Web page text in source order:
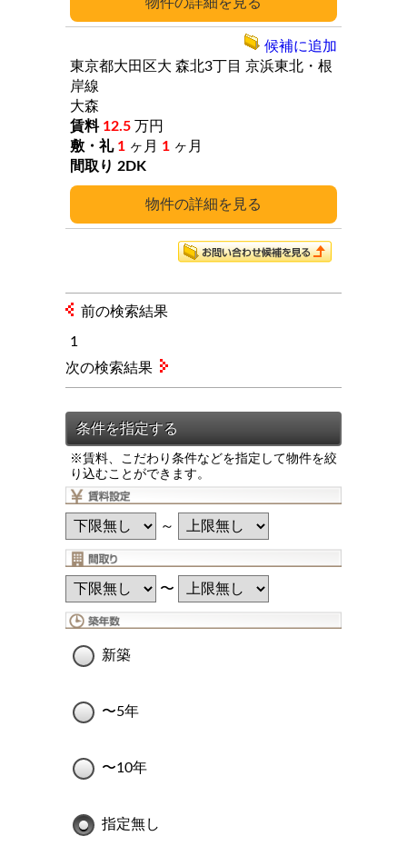
詳細
東京都大田区大 森北3丁目 京浜東北・根
岸線
大森
12.5 万円
1 ヶ月 1 ヶ月
2DK
候補に追加
前の検索結果
1
※賃料、こだわり条件などを指定して物件を絞
り込むことができます。
～
〜
新築
〜5年
〜10年
指定無し